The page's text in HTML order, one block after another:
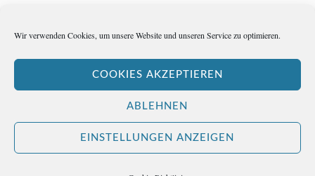
Wir verwenden Cookies, um unsere Website und unseren Service zu optimieren.
COOKIES AKZEPTIEREN
ABLEHNEN
EINSTELLUNGEN ANZEIGEN
Autoren-Brief
Hemingways Welt
&